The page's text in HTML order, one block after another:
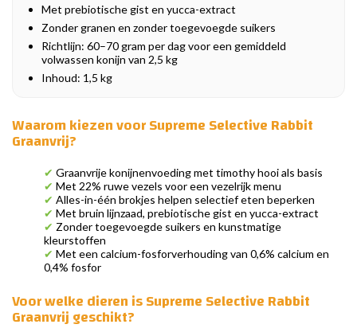
Met prebiotische gist en yucca-extract
Zonder granen en zonder toegevoegde suikers
Richtlijn: 60–70 gram per dag voor een gemiddeld
volwassen konijn van 2,5 kg
Inhoud: 1,5 kg
Waarom kiezen voor Supreme Selective Rabbit
Graanvrij?
✔ Graanvrije konijnenvoeding met timothy hooi als basis
✔ Met 22% ruwe vezels voor een vezelrijk menu
✔ Alles-in-één brokjes helpen selectief eten beperken
✔ Met bruin lijnzaad, prebiotische gist en yucca-extract
✔ Zonder toegevoegde suikers en kunstmatige
kleurstoffen
✔ Met een calcium-fosforverhouding van 0,6% calcium en
0,4% fosfor
Voor welke dieren is Supreme Selective Rabbit
Graanvrij geschikt?